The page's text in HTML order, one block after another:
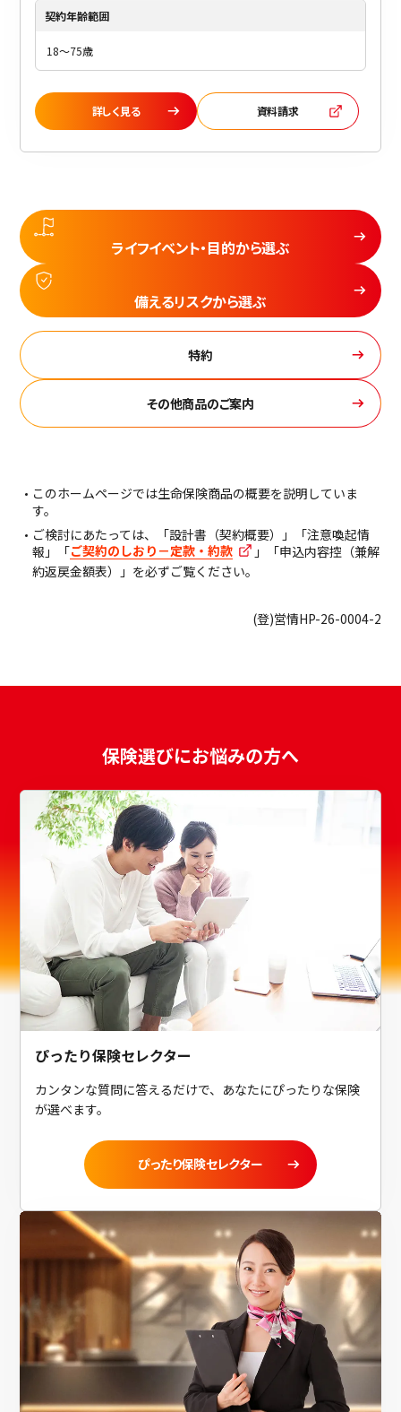
契約年齢範囲
18～75歳
詳しく見る 資料請求
ライフイベント・目的から選ぶ
備えるリスクから選ぶ
特約
その他商品のご案内
このホームページでは生命保険商品の概要を説明していま
す。
ご検討にあたっては、「設計書（契約概要）」「注意喚起情
報」「ご契約のしおり－定款・約款
」「申込内容控（兼解
約返戻金額表）」を必ずご覧ください。
(登)営情HP-26-0004-2
保険選びにお悩みの方へ
ぴったり保険セレクター
カンタンな質問に答えるだけで、あなたにぴったりな保険
が選べます。
ぴったり保険セレクター